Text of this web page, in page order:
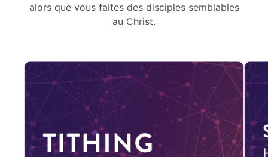
alors que vous faites des disciples semblables
au Christ.